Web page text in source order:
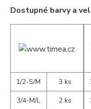
Dostupné barvy a
1/2-S/M
3 ks
3/4-M/L
2 ks